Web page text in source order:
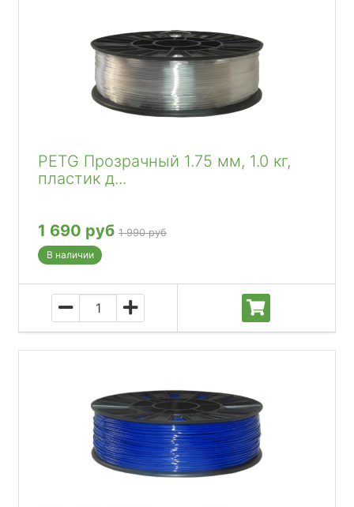
PETG Прозрачный 1.75 мм, 1.0 кг,
пластик д...
1 690 руб 1 990 руб
В наличии